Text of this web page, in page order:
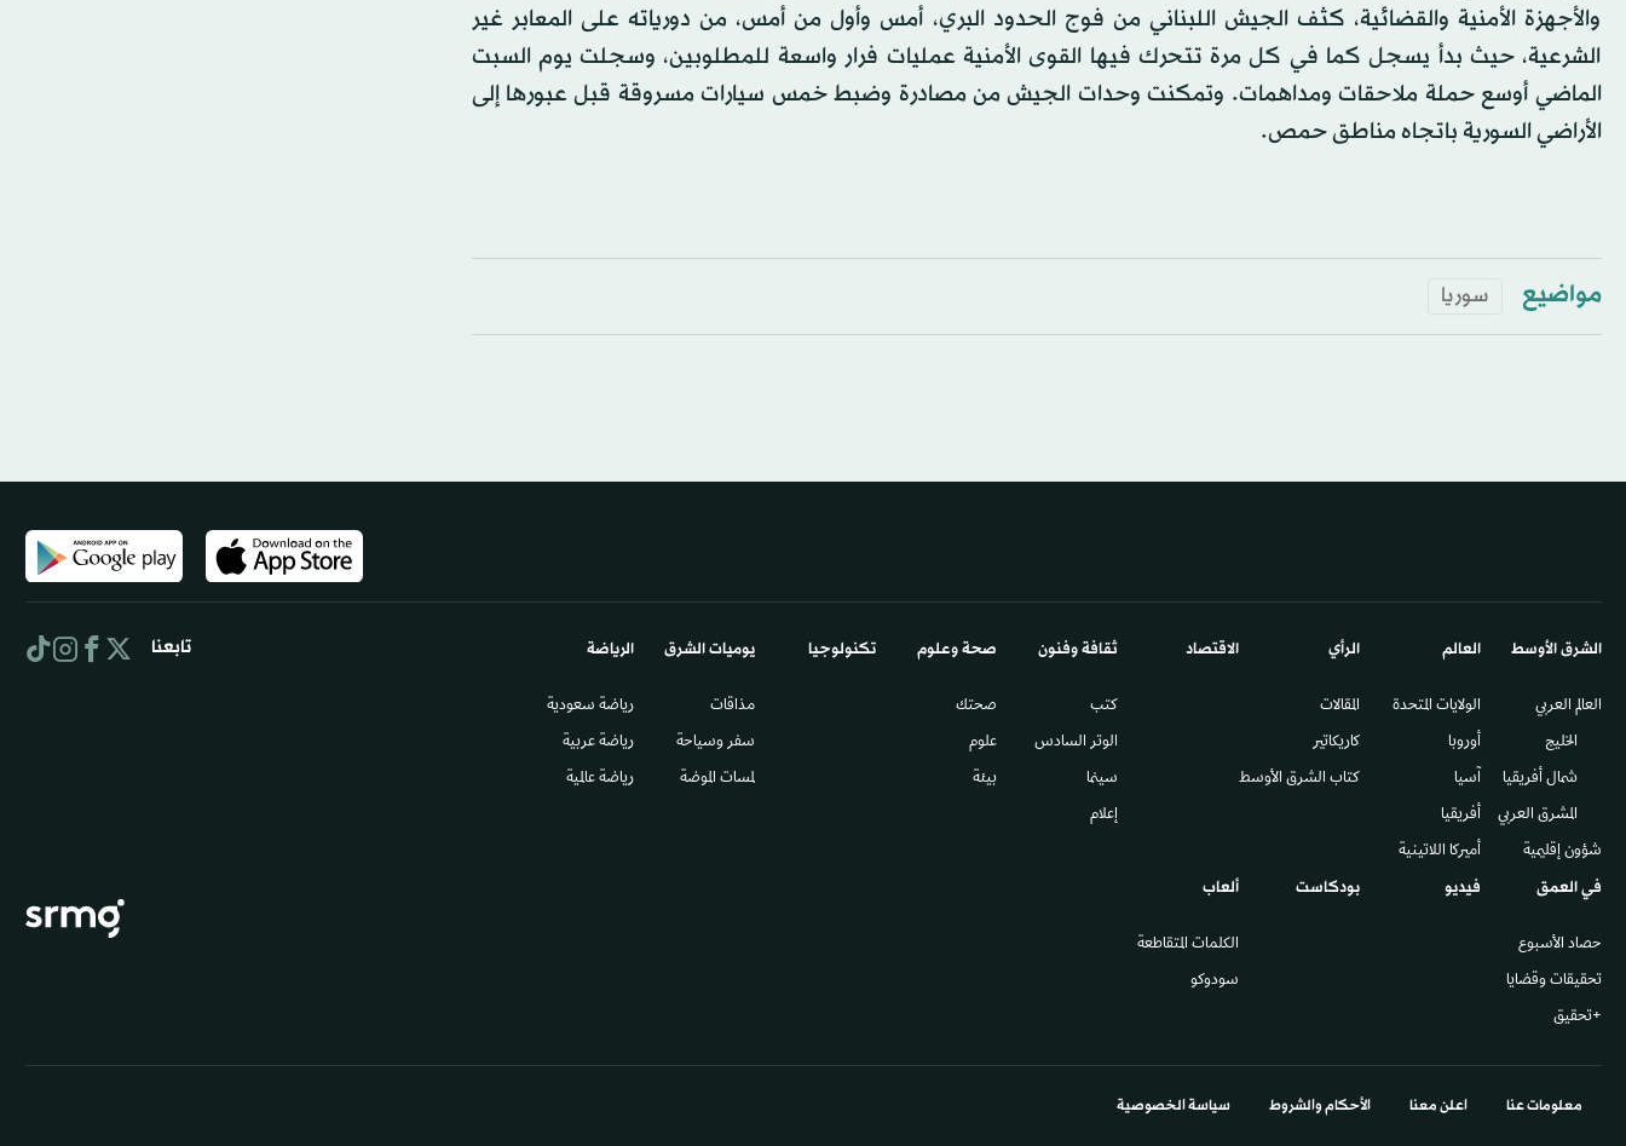
والأجهزة الأمنية والقضائية، كثف الجيش اللبناني من فوج الحدود البري، أمس وأول من أمس، من دورياته على المعابر غير
الشرعية، حيث بدأ يسجل كما في كل مرة تتحرك فيها القوى الأمنية عمليات فرار واسعة للمطلوبين، وسجلت يوم السبت
الماضي أوسع حملة ملاحقات ومداهمات. وتمكنت وحدات الجيش من مصادرة وضبط خمس سيارات مسروقة قبل عبورها إلى
الأراضي السورية باتجاه مناطق حمص.
مواضيع سوريا
الشرق الأوسط​
العالم العربي
الخليج
شمال أفريقيا
المشرق العربي
شؤون إقليمية
العالم
الولايات المتحدة
أوروبا
آسيا
أفريقيا
أميركا اللاتينية
الرأي
المقالات
كاريكاتير
كتاب الشرق الأوسط
الاقتصاد ثقافة وفنون
كتب
الوتر السادس​
سينما
إعلام
صحة وعلوم
صحتك
علوم
بيئة
تكنولوجيا يوميات الشرق​
مذاقات
سفر وسياحة
لمسات الموضة
الرياضة
رياضة سعودية
رياضة عربية
رياضة عالمية
في العمق
حصاد الأسبوع
تحقيقات وقضايا
+تحقيق
فيديو بودكاست ألعاب
الكلمات المتقاطعة
سودوكو
تابعنا
معلومات عنا اعلن معنا الأحكام والشروط سياسة الخصوصية